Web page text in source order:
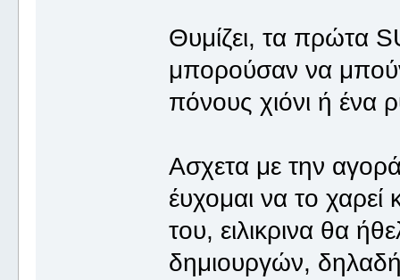
Θυμίζει, τα πρώτα
μπορούσαν να
πόνους χιόνι ή ένα
Ασχετα με την
έυχομαι να το χαρεί
του, ειλικρινα θα
δημιουργών,